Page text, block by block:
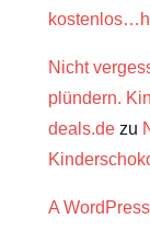
Nicht
plündern.
deals.de zu
A